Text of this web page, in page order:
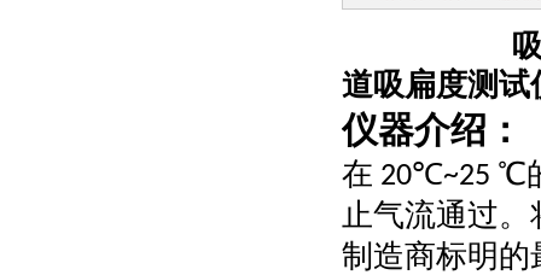
道吸扁度测试
仪器介绍：
在 20℃~25 ℃
止气流通过。
制造商标明的